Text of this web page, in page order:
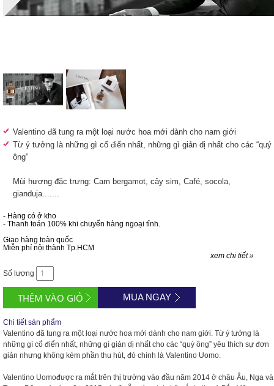
Valentino đã tung ra một loại nước hoa mới dành cho nam giới
Từ ý tưởng là những gì cổ điển nhất, những gì giản dị nhất cho các “quý
ông”
Mùi hương đặc trưng: Cam bergamot, cây sim, Café, socola,
gianduja.......
- Hàng có ở kho
- Thanh toán 100% khi chuyển hàng ngoại tỉnh.
Giao hàng toàn quốc
Miễn phí nội thành Tp.HCM
xem chi tiết »
Số lượng
MUA NGAY
Chi tiết sản phẩm
Valentino đã tung ra một loại nước hoa mới dành cho nam giới. Từ ý tưởng là
những gì cổ điển nhất, những gì giản dị nhất cho các “quý ông” yêu thích sự đơn
giản nhưng không kém phần thu hút, đó chính là Valentino Uomo.
Valentino Uomođược ra mắt trên thị trường vào đầu năm 2014 ở châu Âu, Nga và